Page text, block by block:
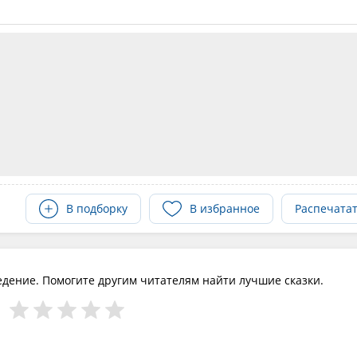
В подборку В избранное
Помогите другим читателям найти лучшие сказки.